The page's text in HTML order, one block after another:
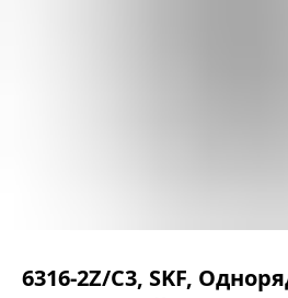
6316-2Z/C3, SKF,